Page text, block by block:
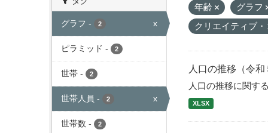
グラフ - 2 x
ピラミッド - 2
世帯 - 2
世帯人員 - 2 x
世帯数 - 2
年齢
グラフ
クリエイティブ
人口の推移（令和
人口の推移に関す
XLSX